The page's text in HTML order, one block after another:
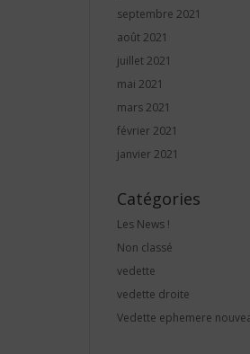
septembre 2021
août 2021
juillet 2021
mai 2021
mars 2021
février 2021
janvier 2021
Catégories
Les News !
Non classé
vedette
vedette droite
Vedette ephemere